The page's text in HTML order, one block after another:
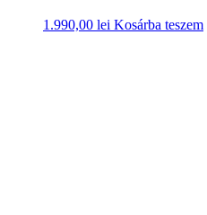
1.990,00 lei Kosárba teszem